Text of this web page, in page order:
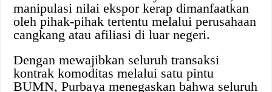
manipulasi nilai ekspor kerap dimanfaatkan
oleh pihak-pihak tertentu melalui perusahaan
cangkang atau afiliasi di luar negeri.
Dengan mewajibkan seluruh transaksi
kontrak komoditas melalui satu pintu
BUMN, Purbaya menegaskan bahwa seluruh